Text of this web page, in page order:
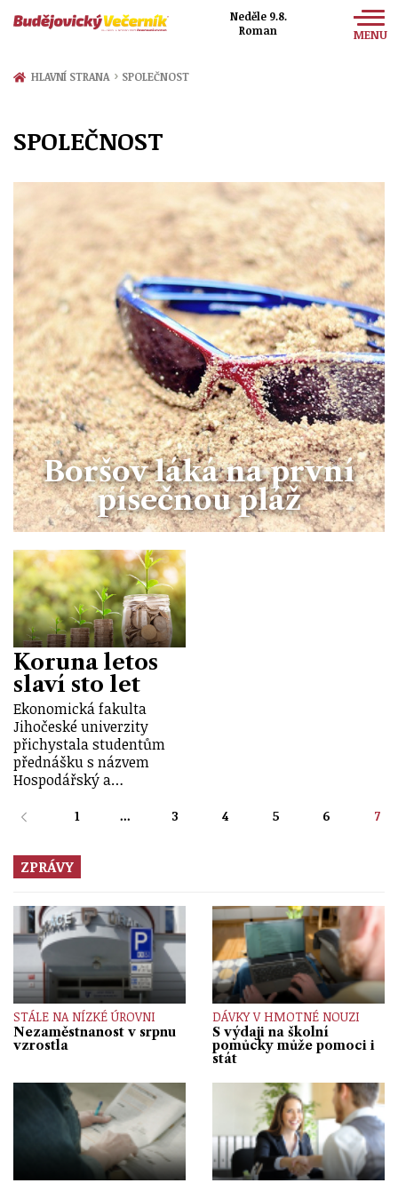
Neděle 9.8.
Roman
MENU
Zprávy
Kultura
Společnost
HLAVNÍ STRANA › SPOLEČNOST
SPOLEČNOST
Boršov láká na první
písečnou pláž
Koruna letos
slaví sto let
Ekonomická fakulta
Jihočeské univerzity
přichystala studentům
přednášku s názvem
Hospodářský a…
1 ... 3 4 5 6 7
ZPRÁVY
STÁLE NA NÍZKÉ ÚROVNI
Nezaměstnanost v srpnu
vzrostla
DÁVKY V HMOTNÉ NOUZI
S výdaji na školní
pomůcky může pomoci i
stát